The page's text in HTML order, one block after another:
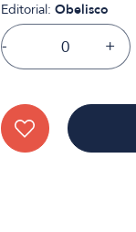
Editorial: Obelisco
- +